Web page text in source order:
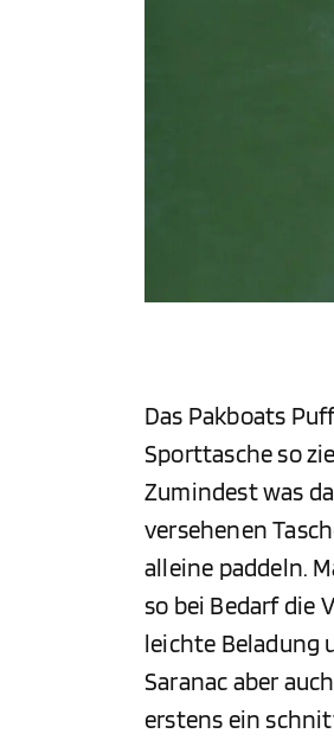
Das Pakboats
Sporttasche so
Zumindest was
versehenen
alleine paddeln.
so bei Bedarf die
leichte Beladung
Saranac aber
erstens ein